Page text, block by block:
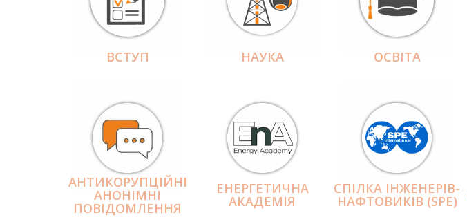
ВСТУП НАУКА ОСВІТА
АНТИКОРУПЦІЙНІ
АНОНІМНІ
ПОВІДОМЛЕННЯ
ЕНЕРГЕТИЧНА
АКАДЕМІЯ
СПІЛКА ІНЖЕНЕРІВ-
НАФТОВИКІВ (SPE)